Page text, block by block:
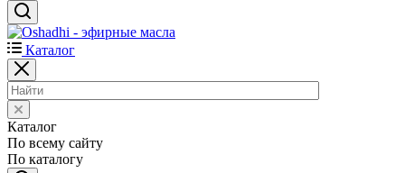
Каталог
Каталог
По всему сайту
По каталогу